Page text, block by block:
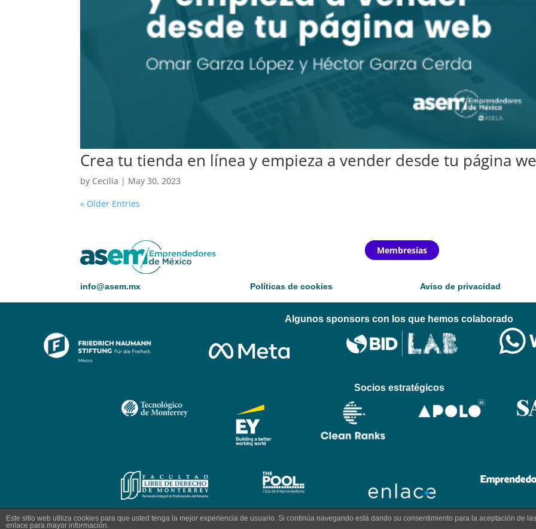
Crea tu tienda en línea y empieza a vender desde tu página
by Cecilia | May 30, 2023
« Older Entries
Membresías
info@asem.mx Políticas de cookies Aviso de privacidad
Algunos sponsors con los que hemos colaborado
Socios estratégicos
Este sitio web utiliza cookies para que usted tenga la mejor experiencia de usuario. Si continúa navegando está dando su consentimiento para la aceptación de
enlace para mayor información.